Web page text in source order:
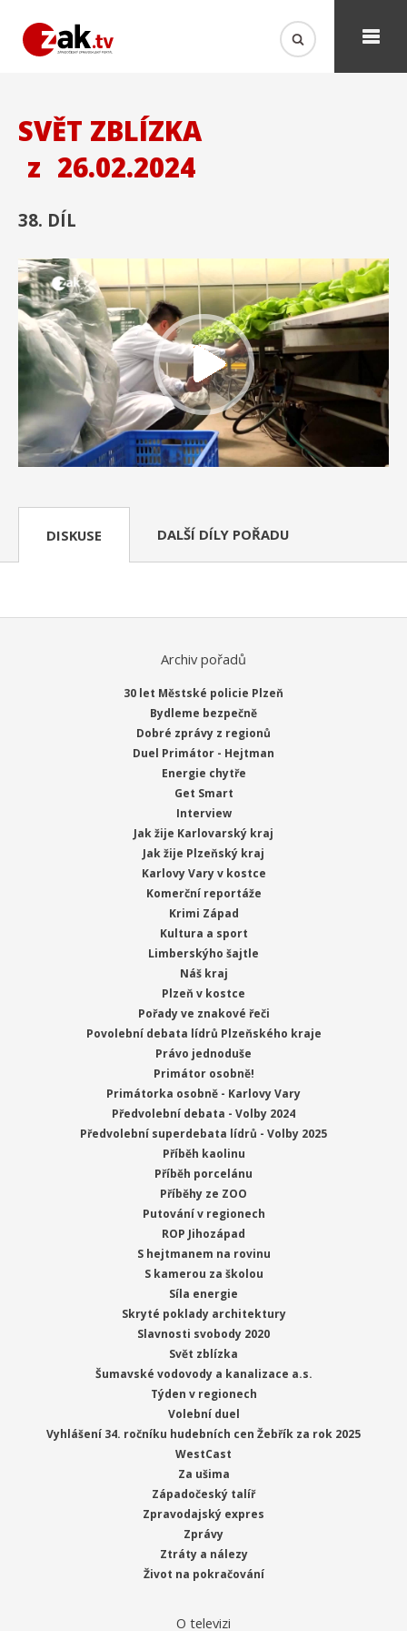
SVĚT ZBLÍZKA
z 26.02.2024
38. DÍL
DISKUSE DALŠÍ DÍLY POŘADU
Archiv pořadů
30 let Městské policie Plzeň
Bydleme bezpečně
Dobré zprávy z regionů
Duel Primátor - Hejtman
Energie chytře
Get Smart
Interview
Jak žije Karlovarský kraj
Jak žije Plzeňský kraj
Karlovy Vary v kostce
Komerční reportáže
Krimi Západ
Kultura a sport
Limberskýho šajtle
Náš kraj
Plzeň v kostce
Pořady ve znakové řeči
Povolební debata lídrů Plzeňského kraje
Právo jednoduše
Primátor osobně!
Primátorka osobně - Karlovy Vary
Předvolební debata - Volby 2024
Předvolební superdebata lídrů - Volby 2025
Příběh kaolinu
Příběh porcelánu
Příběhy ze ZOO
Putování v regionech
ROP Jihozápad
S hejtmanem na rovinu
S kamerou za školou
Síla energie
Skryté poklady architektury
Slavnosti svobody 2020
Svět zblízka
Šumavské vodovody a kanalizace a.s.
Týden v regionech
Volební duel
Vyhlášení 34. ročníku hudebních cen Žebřík za rok 2025
WestCast
Za ušima
Západočeský talíř
Zpravodajský expres
Zprávy
Ztráty a nálezy
Život na pokračování
O televizi